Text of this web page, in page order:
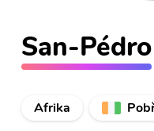
San-Pédro
Afrika